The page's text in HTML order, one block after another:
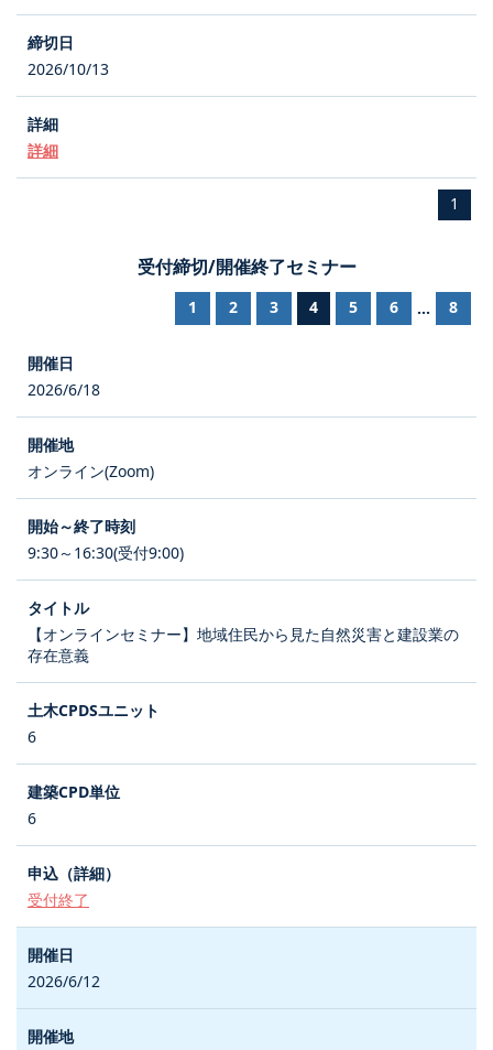
2026/10/13
詳細
1
受付締切/開催終了セミナー
1 2 3 4 5 6 ... 8
2026/6/18
オンライン(Zoom)
9:30～16:30(受付9:00)
【オンラインセミナー】地域住民から見た自然災害と建設業の
存在意義
6
6
受付終了
2026/6/12